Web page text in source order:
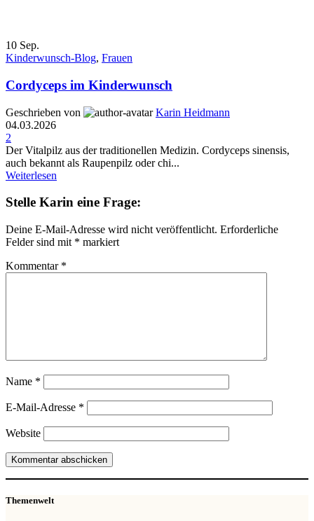
10 Sep.
Kinderwunsch-Blog, Frauen
Cordyceps im Kinderwunsch
Geschrieben von
Karin Heidmann
04.03.2026
2
Der Vitalpilz aus der traditionellen Medizin. Cordyceps sinensis,
auch bekannt als Raupenpilz oder chi...
Weiterlesen
Stelle Karin eine Frage:
Deine E-Mail-Adresse wird nicht veröffentlicht. Erforderliche
Felder sind mit * markiert
Kommentar *
Name *
E-Mail-Adresse *
Website
Themenwelt